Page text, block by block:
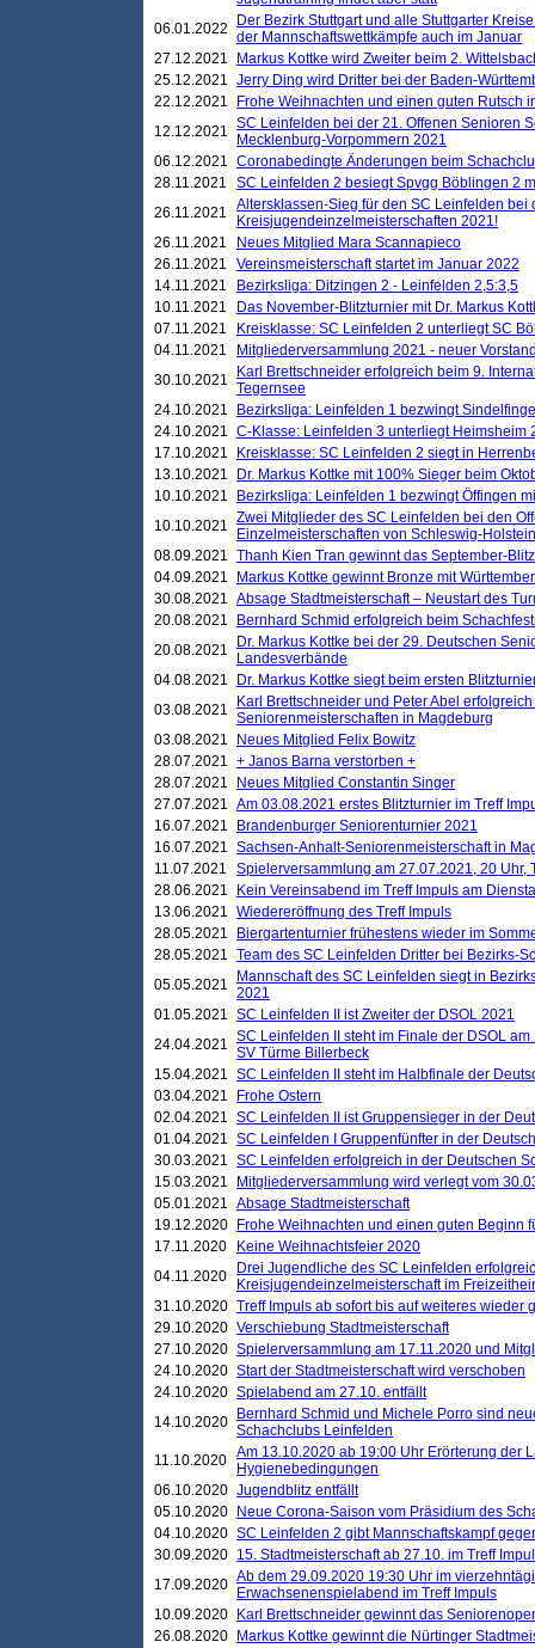
06.01.2022
Der Bezirk Stuttgart und alle Stuttgarter
der Mannschaftswettkämpfe auch im Januar
27.12.2021
Markus Kottke wird Zweiter beim 2.
25.12.2021 Jerry Ding wird Dritter bei der Baden-
22.12.2021
Frohe Weihnachten und einen guten Rutsch
12.12.2021 SC Leinfelden bei der 21. Offenen Senioren
Mecklenburg-Vorpommern 2021
06.12.2021 Coronabedingte Änderungen beim
28.11.2021
SC Leinfelden 2 besiegt Spvgg Böblingen 2
26.11.2021
Altersklassen-Sieg für den SC Leinfelden bei
Kreisjugendeinzelmeisterschaften 2021!
26.11.2021
Neues Mitglied Mara Scannapieco
26.11.2021
Vereinsmeisterschaft startet im Januar 2022
14.11.2021
Bezirksliga: Ditzingen 2 - Leinfelden 2,5:3,5
10.11.2021
Das November-Blitzturnier mit Dr. Markus
07.11.2021
Kreisklasse: SC Leinfelden 2 unterliegt SC
04.11.2021
Mitgliederversammlung 2021 - neuer
30.10.2021
Karl Brettschneider erfolgreich beim 9.
Tegernsee
24.10.2021
Bezirksliga: Leinfelden 1 bezwingt
24.10.2021 C-Klasse: Leinfelden 3 unterliegt Heimsheim
17.10.2021
Kreisklasse: SC Leinfelden 2 siegt in
13.10.2021
Dr. Markus Kottke mit 100% Sieger beim
10.10.2021
Bezirksliga: Leinfelden 1 bezwingt Öffingen
10.10.2021 Zwei Mitglieder des SC Leinfelden bei den
Einzelmeisterschaften von Schleswig-
08.09.2021 Thanh Kien Tran gewinnt das September-
04.09.2021
Markus Kottke gewinnt Bronze mit
30.08.2021 Absage Stadtmeisterschaft – Neustart des
20.08.2021
Bernhard Schmid erfolgreich beim
20.08.2021
Dr. Markus Kottke bei der 29. Deutschen
Landesverbände
04.08.2021
Dr. Markus Kottke siegt beim ersten
03.08.2021
Karl Brettschneider und Peter Abel
Seniorenmeisterschaften in Magdeburg
03.08.2021
Neues Mitglied Felix Bowitz
28.07.2021 + Janos Barna verstorben +
28.07.2021
Neues Mitglied Constantin Singer
27.07.2021 Am 03.08.2021 erstes Blitzturnier im Treff
16.07.2021
Brandenburger Seniorenturnier 2021
16.07.2021 Sachsen-Anhalt-Seniorenmeisterschaft in
11.07.2021
Spielerversammlung am 27.07.2021, 20 Uhr,
28.06.2021
Kein Vereinsabend im Treff Impuls am
13.06.2021 Wiedereröffnung des Treff Impuls
28.05.2021
Biergartenturnier frühestens wieder im
28.05.2021 Team des SC Leinfelden Dritter bei Bezirks-
05.05.2021
Mannschaft des SC Leinfelden siegt in
2021
01.05.2021 SC Leinfelden II ist Zweiter der DSOL 2021
24.04.2021 SC Leinfelden II steht im Finale der DSOL
SV Türme Billerbeck
15.04.2021 SC Leinfelden II steht im Halbfinale der
03.04.2021
Frohe Ostern
02.04.2021 SC Leinfelden II ist Gruppensieger in der
01.04.2021 SC Leinfelden I Gruppenfünfter in der
30.03.2021 SC Leinfelden erfolgreich in der Deutschen
15.03.2021
Mitgliederversammlung wird verlegt vom
05.01.2021 Absage Stadtmeisterschaft
19.12.2020
Frohe Weihnachten und einen guten Beginn
17.11.2020
Keine Weihnachtsfeier 2020
04.11.2020
Drei Jugendliche des SC Leinfelden
Kreisjugendeinzelmeisterschaft im
31.10.2020 Treff Impuls ab sofort bis auf weiteres wieder
29.10.2020 Verschiebung Stadtmeisterschaft
27.10.2020 Spielerversammlung am 17.11.2020 und
24.10.2020 Start der Stadtmeisterschaft wird verschoben
24.10.2020 Spielabend am 27.10. entfällt
14.10.2020
Bernhard Schmid und Michele Porro sind
Schachclubs Leinfelden
11.10.2020 Am 13.10.2020 ab 19:00 Uhr Erörterung der
Hygienebedingungen
06.10.2020 Jugendblitz entfällt
05.10.2020
Neue Corona-Saison vom Präsidium des
04.10.2020 SC Leinfelden 2 gibt Mannschaftskampf
30.09.2020 15. Stadtmeisterschaft ab 27.10. im Treff
17.09.2020 Ab dem 29.09.2020 19:30 Uhr im
Erwachsenenspielabend im Treff Impuls
10.09.2020
Karl Brettschneider gewinnt das
26.08.2020
Markus Kottke gewinnt die Nürtinger